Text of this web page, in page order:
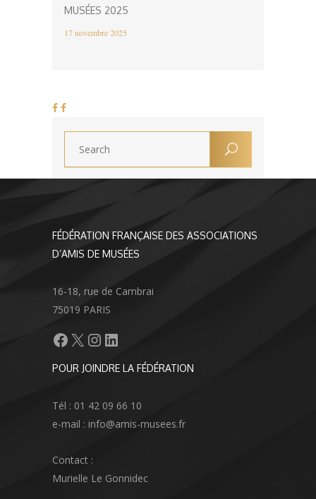
MUSÉES 2025
17 novembre 2025
FÉDÉRATION FRANÇAISE DES ASSOCIATIONS
D’AMIS DE MUSÉES
16-18, rue de Cambrai
75019 PARIS
Facebook
X Instagram
LinkedIn
POUR JOINDRE LA FÉDÉRATION
Tél : 01 42 09 66 10
e-mail : info@amis-musees.fr
Contact :
Murielle Le Gonnidec